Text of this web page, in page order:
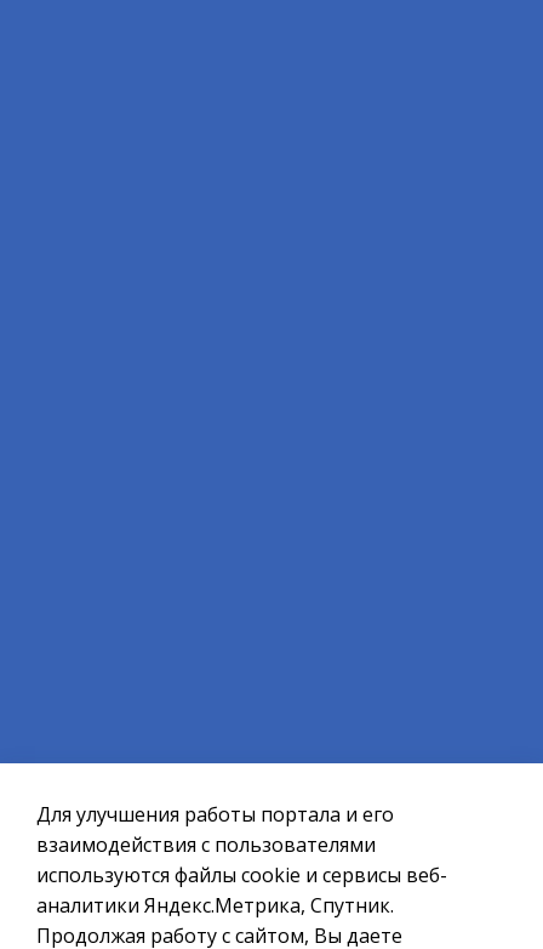
образования ЗАТО г.Североморск
При полном или частичном использовании материалов ссылка
на ресурс обязательна.
Если Вы обнаружили на странице ошибку, пожалуйста, выделите
курсором слово или фразу и нажмите сочетание клавиш
Ctrl+Enter
Для улучшения работы портала и его
взаимодействия с пользователями
используются файлы cookie и сервисы веб-
аналитики Яндекс.Метрика, Спутник.
Продолжая работу с сайтом, Вы даете